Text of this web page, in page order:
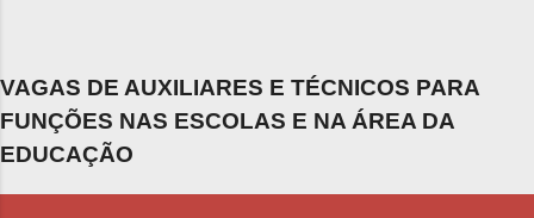
VAGAS DE AUXILIARES E TÉCNICOS PARA
FUNÇÕES NAS ESCOLAS E NA ÁREA DA
EDUCAÇÃO